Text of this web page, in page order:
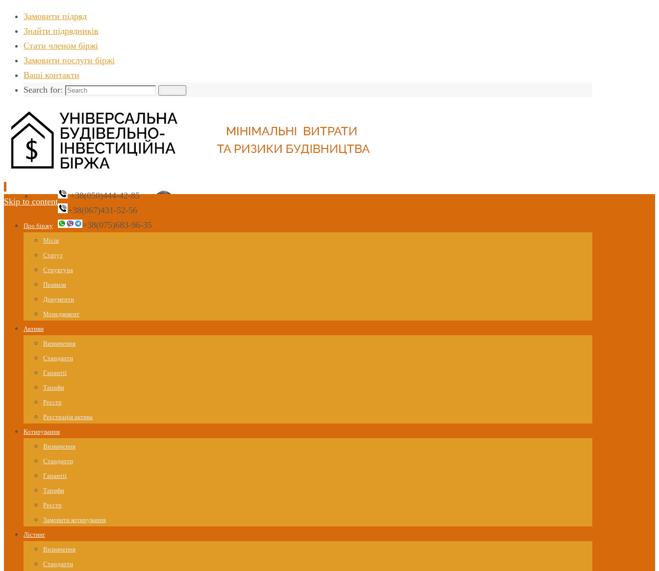
Замовити підряд
Знайти пiдрядникiв
Стати членом біржі
Замовити послуги біржі
Ваші контакти
Search for:
+38(050)444-42-85
+38(067)431-52-56
+38(075)683-96-35
Skip to content
Про біржу
Місія
Статут
Структура
Правила
Документи
Менеджмент
Активи
Визначення
Стандарти
Гарантії
Тарифи
Реєстр
Реєстрація актива
Котирування
Визначення
Стандарти
Гарантії
Тарифи
Реєстр
Замовити котирування
Лістинг
Визначення
Стандарти